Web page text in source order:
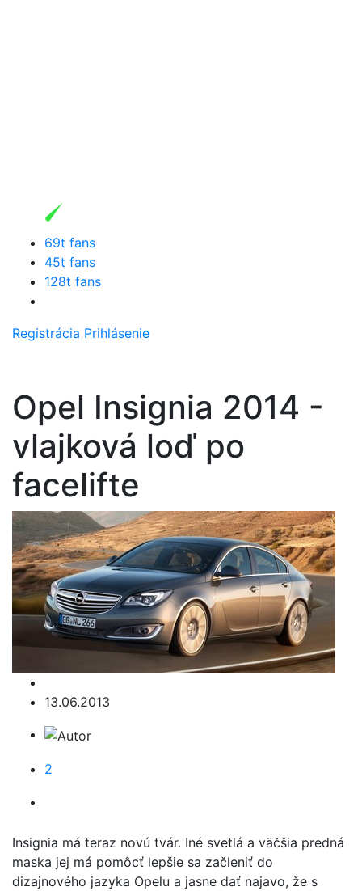
69t fans
45t fans
128t fans
Registrácia Prihlásenie
Opel Insignia 2014 -
vlajková loď po
facelifte
13.06.2013
2
Insignia má teraz novú tvár. Iné svetlá a väčšia predná
maska jej má pomôcť lepšie sa začleniť do
dizajnového jazyka Opelu a jasne dať najavo, že s